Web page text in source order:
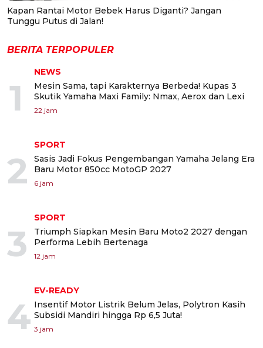
Kapan Rantai Motor Bebek Harus Diganti? Jangan
Tunggu Putus di Jalan!
BERITA TERPOPULER
1
NEWS
Mesin Sama, tapi Karakternya Berbeda! Kupas 3
Skutik Yamaha Maxi Family: Nmax, Aerox dan Lexi
22 jam
2
SPORT
Sasis Jadi Fokus Pengembangan Yamaha Jelang Era
Baru Motor 850cc MotoGP 2027
6 jam
3
SPORT
Triumph Siapkan Mesin Baru Moto2 2027 dengan
Performa Lebih Bertenaga
12 jam
4
EV-READY
Insentif Motor Listrik Belum Jelas, Polytron Kasih
Subsidi Mandiri hingga Rp 6,5 Juta!
3 jam